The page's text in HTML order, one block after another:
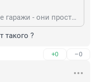
Однозначно! И трехэтажные гаражи - они просто опасны для людей
такого ?
+0 –0